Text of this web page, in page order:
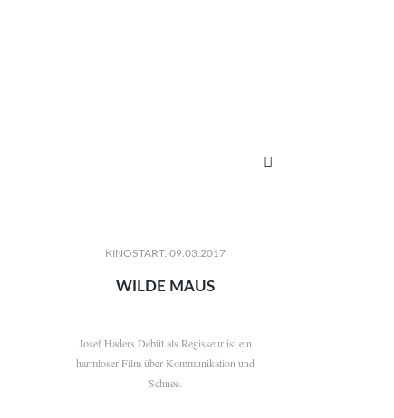

KINOSTART: 09.03.2017
WILDE MAUS
Josef Haders Debüt als Regisseur ist ein
harmloser Film über Kommunikation und
Schnee.